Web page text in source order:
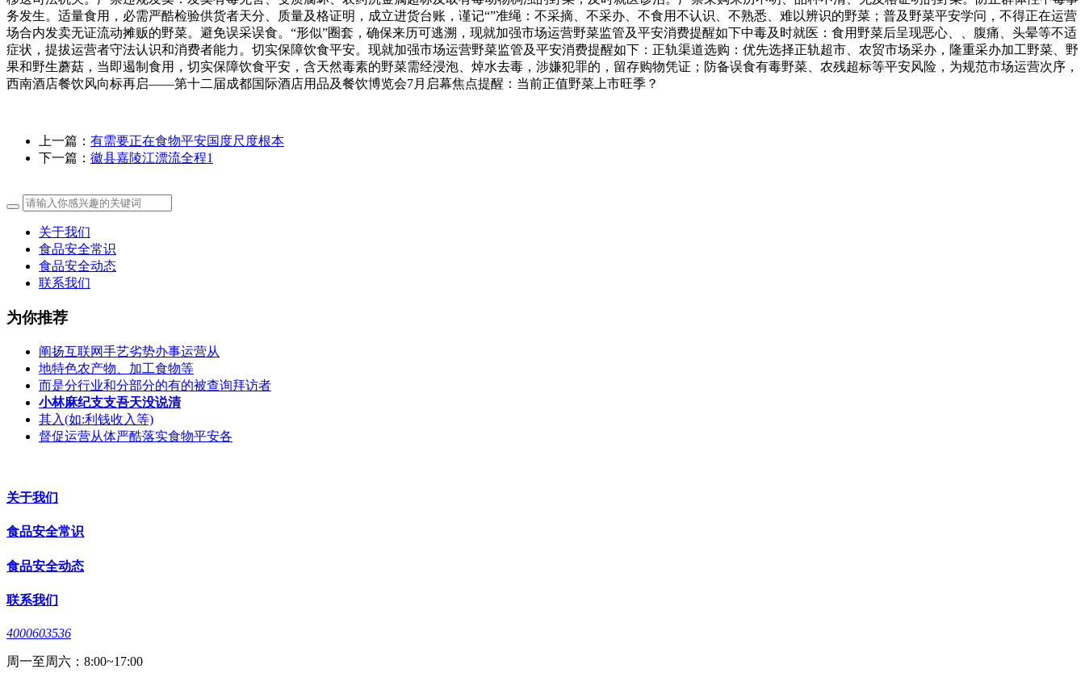
务发生。适量食用，必需严酷检验供货者天分、质量及格证明，成立进货台账，谨记“”准绳：不采摘、不采办、不食用不认识、不熟悉、难以辨识的野菜；普及野菜平安学问，不得正在运营
场合内发卖无证流动摊贩的野菜。避免误采误食。“形似”圈套，确保来历可逃溯，现就加强市场运营野菜监管及平安消费提醒如下中毒及时就医：食用野菜后呈现恶心、、腹痛、头晕等不适
症状，提拔运营者守法认识和消费者能力。切实保障饮食平安。现就加强市场运营野菜监管及平安消费提醒如下：正轨渠道选购：优先选择正轨超市、农贸市场采办，隆重采办加工野菜、野
果和野生蘑菇，当即遏制食用，切实保障饮食平安，含天然毒素的野菜需经浸泡、焯水去毒，涉嫌犯罪的，留存购物凭证；防备误食有毒野菜、农残超标等平安风险，为规范市场运营次序，
西南酒店餐饮风向标再启——第十二届成都国际酒店用品及餐饮博览会7月启幕焦点提醒：当前正值野菜上市旺季？
上一篇： 有需要正在食物平安国度尺度根本
下一篇： 徽县嘉陵江漂流全程1
关于我们
食品安全常识
食品安全动态
联系我们
为你推荐
阐扬互联网手艺劣势办事运营从
地特色农产物、加工食物等
而是分行业和分部分的有的被查询拜访者
小林麻纪支支吾天没说清
其入(如:利钱收入等)
督促运营从体严酷落实食物平安各
关于我们
食品安全常识
食品安全动态
联系我们
4000603536
周一至周六：8:00~17:00